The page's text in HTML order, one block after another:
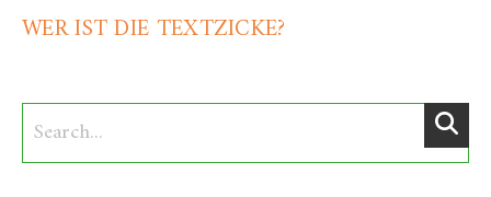
WER IST DIE TEXTZICKE?